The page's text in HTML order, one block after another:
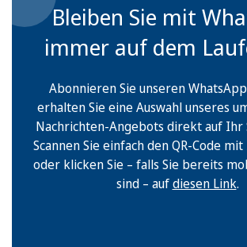
Bleiben Sie mit
immer auf dem
Abonnieren Sie unseren
erhalten Sie eine Auswahl unseres
Nachrichten-Angebots direkt auf Ihr
Scannen Sie einfach den QR-Code
oder klicken Sie – falls Sie bereits
sind – aufdiesen Link.